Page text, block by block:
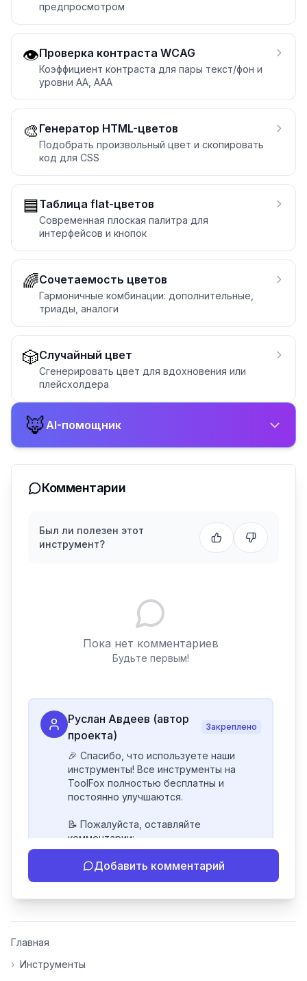
предпросмотром
👁️Проверка контраста WCAG
Коэффициент контраста для пары текст/фон и
уровни AA, AAA
🎨 Генератор HTML-цветов
Подобрать произвольный цвет и скопировать
код для CSS
🟦Таблица flat-цветов
Современная плоская палитра для
интерфейсов и кнопок
🌈Сочетаемость цветов
Гармоничные комбинации: дополнительные,
триады, аналоги
🎲Случайный цвет
Сгенерировать цвет для вдохновения или
плейсхолдера
🦊AI-помощник
Комментарии
Был ли полезен этот
инструмент?
Пока нет комментариев
Будьте первым!
Руслан Авдеев (автор
проекта)
Закреплено
🎉 Спасибо, что используете наши
инструменты! Все инструменты на
ToolFox полностью бесплатны и
постоянно улучшаются.
📝 Пожалуйста, оставляйте
комментарии:
- Если инструмент работает
некорректно
инструменты нуждаются в доработке.
Добавить комментарий
Главная
› Инструменты